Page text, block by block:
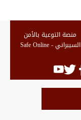
منصة التوعية بالأمن
السيبراني - Safe Online